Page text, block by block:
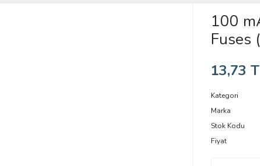
100
Fuses
13,73
Kategori
Marka
Stok Kodu
Fiyat